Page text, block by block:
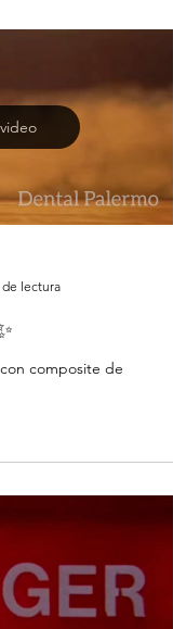
de lectura
composite de